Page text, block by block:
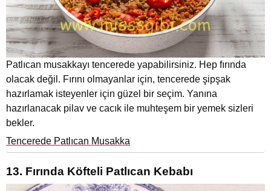
Patlıcan musakkayı tencerede yapabilirsiniz. Hep fırında
olacak değil. Fırını olmayanlar için, tencerede şipşak
hazırlamak isteyenler için güzel bir seçim. Yanına
hazırlanacak pilav ve cacık ile muhteşem bir yemek sizleri
bekler.
Tencerede Patlıcan Musakka
13. Fırında Köfteli Patlıcan Kebabı